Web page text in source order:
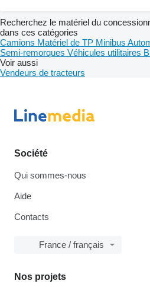
Recherchez le matériel du
dans ces catégories
Camions Matériel de TP Minibus
Semi-remorques Véhicules utilitaires
Voir aussi
Vendeurs de tracteurs
Société
Qui sommes-nous
Aide
Contacts
France / français
Nos projets